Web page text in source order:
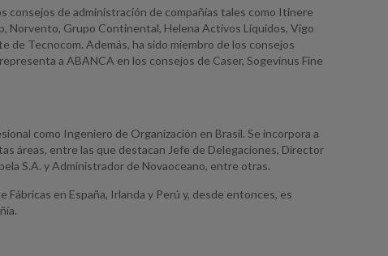
consejos de administración de compañías tales como Itinere
Norvento, Grupo Continental, Helena Activos Líquidos, Vigo
de Tecnocom. Además, ha sido miembro de los consejos
a ABANCA en los consejos de Caser, Sogevinus Fine
como Ingeniero de Organización en Brasil. Se incorpora a
áreas, entre las que destacan Jefe de Delegaciones, Director
S.A. y Administrador de Novaoceano, entre otras.
en España, Irlanda y Perú y, desde entonces, es